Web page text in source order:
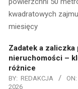
kwadratowych
miesięcy
Zadatek a
nieruchomości –
różnice
BY: REDAKCJA ON:
2026